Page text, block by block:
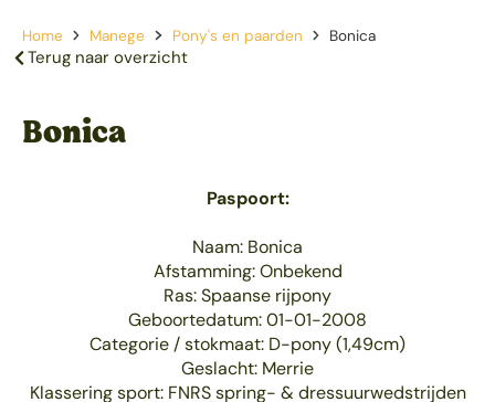
Home Manege Pony's en paarden Bonica
Terug naar overzicht
Bonica
Paspoort:
Naam: Bonica
Afstamming: Onbekend
Ras: Spaanse rijpony
Geboortedatum: 01-01-2008
Categorie / stokmaat: D-pony (1,49cm)
Geslacht: Merrie
Klassering sport: FNRS spring- & dressuurwedstrijden